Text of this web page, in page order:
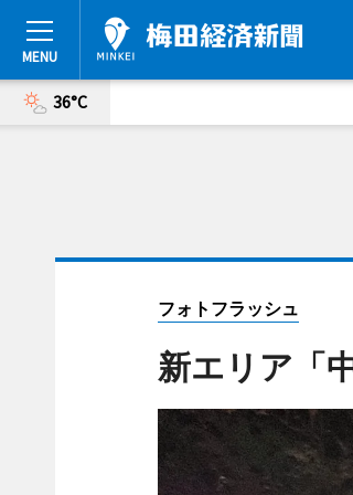
36°C
フォトフラッシュ
新エリア「